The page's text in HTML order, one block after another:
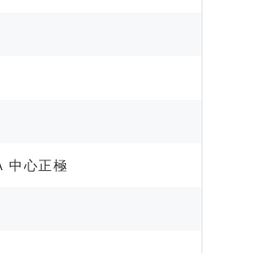
心正極